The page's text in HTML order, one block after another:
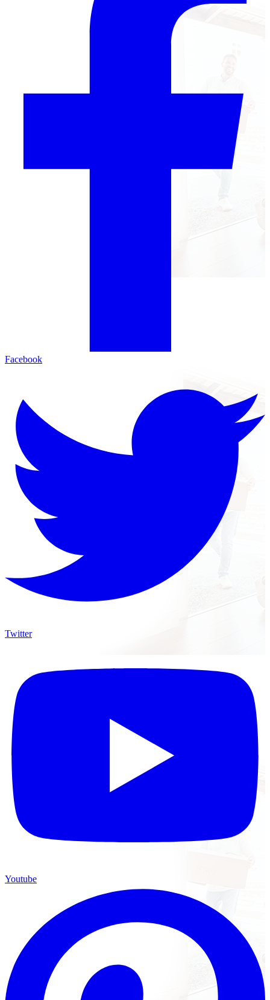
Facebook
Twitter
Youtube